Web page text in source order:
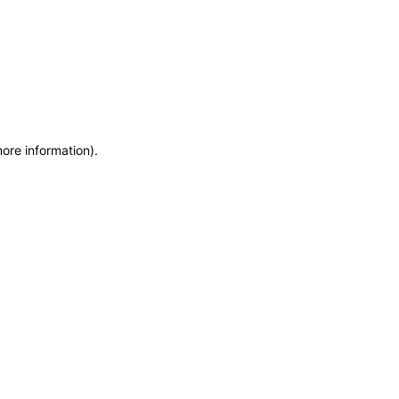
information).